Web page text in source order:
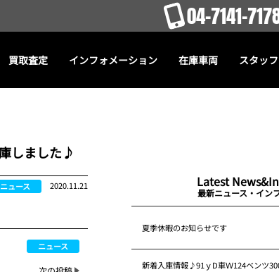
04-7141-
買取査定 インフォメーション 在庫車両 スタッ
しました♪
ニュース 2020.11.21
ニュース
Latest
最新ニュース・イン
夏季休暇のお知らせです
新着入庫情報♪91ｙD車Ｗ124ベンツ